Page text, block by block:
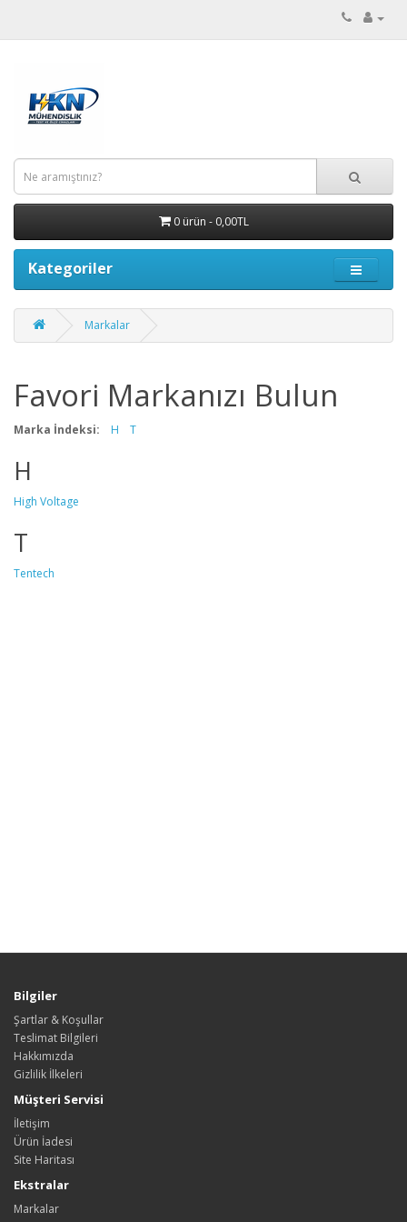
0 ürün - 0,00TL
Kategoriler
Markalar
Favori Markanızı Bulun
Marka İndeksi: H T
H
High Voltage
T
Tentech
Bilgiler
Şartlar & Koşullar
Teslimat Bilgileri
Hakkımızda
Gizlilik İlkeleri
Müşteri Servisi
İletişim
Ürün İadesi
Site Haritası
Ekstralar
Markalar